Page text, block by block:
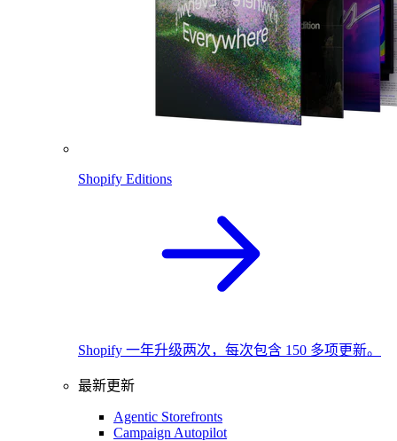
Shopify Editions
Shopify 一年升级两次，每次包含 150 多项更新。
最新更新
Agentic Storefronts
Campaign Autopilot